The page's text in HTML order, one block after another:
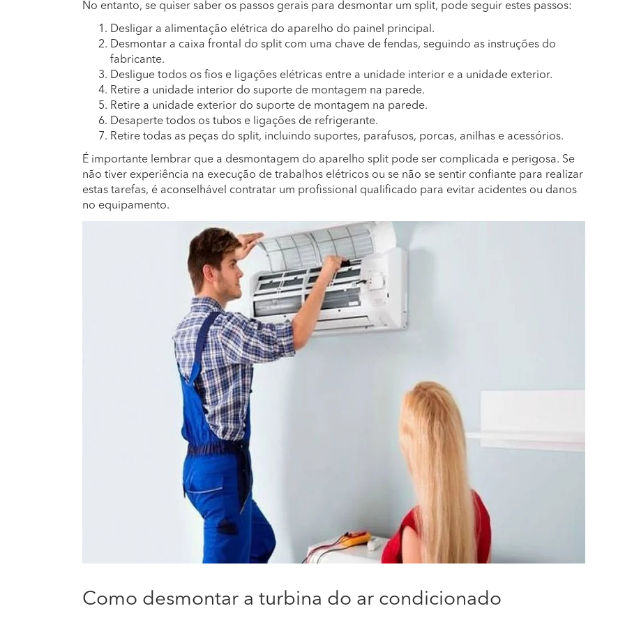
No entanto, se quiser saber os passos gerais para desmontar um split, pode seguir estes passos:
Desligar a alimentação elétrica do aparelho do painel principal.
Desmontar a caixa frontal do split com uma chave de fendas, seguindo as instruções do
fabricante.
Desligue todos os fios e ligações elétricas entre a unidade interior e a unidade exterior.
Retire a unidade interior do suporte de montagem na parede.
Retire a unidade exterior do suporte de montagem na parede.
Desaperte todos os tubos e ligações de refrigerante.
Retire todas as peças do split, incluindo suportes, parafusos, porcas, anilhas e acessórios.
É importante lembrar que a desmontagem do aparelho split pode ser complicada e perigosa. Se
não tiver experiência na execução de trabalhos elétricos ou se não se sentir confiante para realizar
estas tarefas, é aconselhável contratar um profissional qualificado para evitar acidentes ou danos
no equipamento.
Como desmontar a turbina do ar condicionado